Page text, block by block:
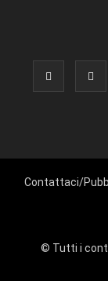
Contattaci/
© Tutti i